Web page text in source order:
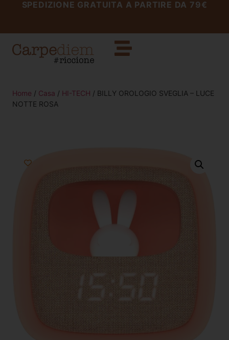
SPEDIZIONE GRATUITA A PARTIRE DA 79€
Home / Casa / HI-TECH / BILLY OROLOGIO SVEGLIA – LUCE
NOTTE ROSA